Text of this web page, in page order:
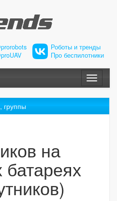
Роботы и тренды
Про беспилотники
Меню
группы
на